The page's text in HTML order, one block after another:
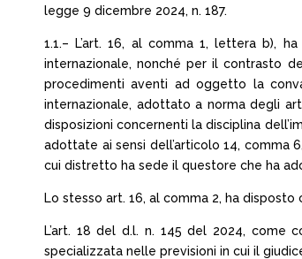
legge 9 dicembre 2024, n. 187.
1.1.– L’art. 16, al comma 1, lettera b),
internazionale, nonché per il contrasto
procedimenti aventi ad oggetto la
internazionale, adottato a norma degli
disposizioni concernenti la disciplina
adottate ai sensi dell’articolo 14, comma
cui distretto ha sede il questore che ha
Lo stesso art. 16, al comma 2, ha
L’art. 18 del d.l. n. 145 del 2024, come
specializzata nelle previsioni in cui il